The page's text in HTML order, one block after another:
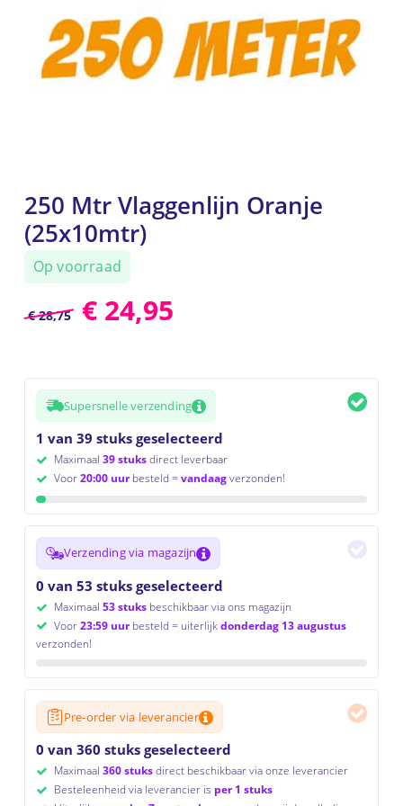
250 Mtr Vlaggenlijn Oranje
(25x10mtr)
Op voorraad
€28,75 € 24,95
Supersnelle verzending
1 van 39 stuks geselecteerd
Maximaal 39 stuksdirect leverbaar
Voor20:00 uurbesteld =vandaagverzonden!
Verzending via magazijn
0 van 53 stuks geselecteerd
Maximaal 53 stuksbeschikbaar via ons magazijn
Voor23:59 uurbesteld = uiterlijkdonderdag 13 augustus
verzonden!
Pre-order via leverancier
0 van 360 stuks geselecteerd
Maximaal 360 stuksdirect beschikbaar via onze leverancier
Besteleenheid via leverancier is per 1 stuks